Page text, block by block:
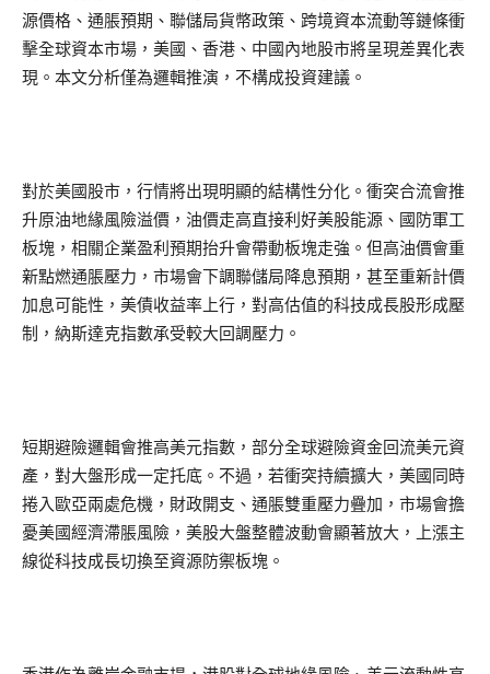
源價格、通脹預期、聯儲局貨幣政策、跨境資本流動等鏈條衝
擊全球資本市場，美國、香港、中國內地股市將呈現差異化表
現。本文分析僅為邏輯推演，不構成投資建議。
對於美國股市，行情將出現明顯的結構性分化。衝突合流會推
升原油地緣風險溢價，油價走高直接利好美股能源、國防軍工
板塊，相關企業盈利預期抬升會帶動板塊走強。但高油價會重
新點燃通脹壓力，市場會下調聯儲局降息預期，甚至重新計價
加息可能性，美債收益率上行，對高估值的科技成長股形成壓
制，納斯達克指數承受較大回調壓力。
短期避險邏輯會推高美元指數，部分全球避險資金回流美元資
產，對大盤形成一定托底。不過，若衝突持續擴大，美國同時
捲入歐亞兩處危機，財政開支、通脹雙重壓力疊加，市場會擔
憂美國經濟滯脹風險，美股大盤整體波動會顯著放大，上漲主
線從科技成長切換至資源防禦板塊。